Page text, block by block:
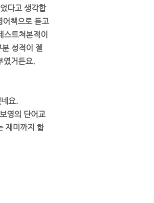
다고 생각합
어책으로 듣고
트쳐본적이
성적이 젤
였거든요.
요.
영의 단어교
재미까지 함